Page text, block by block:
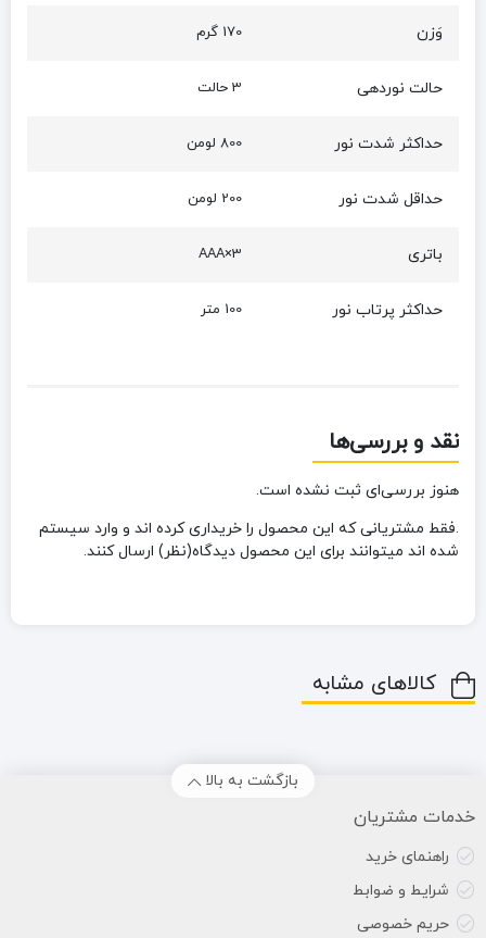
وَزن 170 گرم
حالت نوردهی 3 حالت
حداکثر شدت نور 800 لومن
حداقل شدت نور 200 لومن
باتری 3×AAA
حداکثر پرتاب نور 100 متر
نقد و بررسی‌ها
هنوز بررسی‌ای ثبت نشده است.
.فقط مشتریانی که این محصول را خریداری کرده اند و وارد سیستم
شده اند میتوانند برای این محصول دیدگاه(نظر) ارسال کنند.
کالاهای مشابه
بازگشت به بالا
خدمات مشتریان
راهنمای خرید
شرایط و ضوابط
حریم خصوصی